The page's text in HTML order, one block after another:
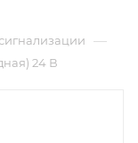
—
24 В